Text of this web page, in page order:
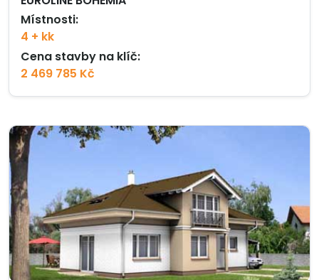
Místnosti:
4 + kk
Cena stavby na klíč:
2 469 785 Kč